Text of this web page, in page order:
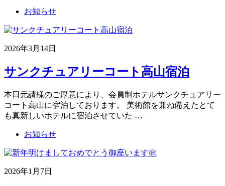
お知らせ
2026年3月14日
サンクチュアリーコート高山宿泊
本日元請様のご厚意により、会員制ホテルサンクチュアリー
コート高山に宿泊しております。 美術館を兼ね備えたとて
も真新しいホテルに宿泊させていた …
お知らせ
2026年1月7日